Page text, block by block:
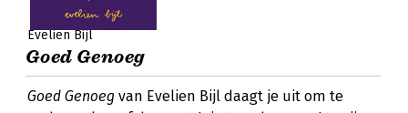
Evelien Bijl
Goed Genoeg
Goed Genoeg van Evelien Bijl daagt je uit om te